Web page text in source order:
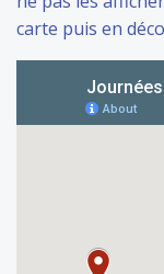
carte puis en